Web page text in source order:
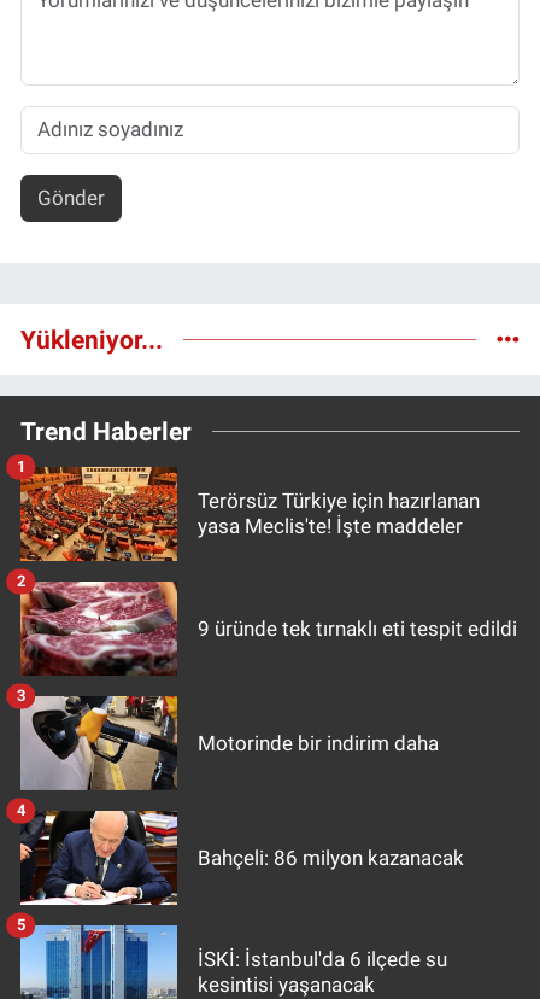
Gönder
Yükleniyor...
Trend Haberler
Terörsüz Türkiye için hazırlanan
yasa Meclis'te! İşte maddeler
1
9 üründe tek tırnaklı eti tespit edildi
2
Motorinde bir indirim daha
3
Bahçeli: 86 milyon kazanacak
4
İSKİ: İstanbul'da 6 ilçede su
kesintisi yaşanacak
5